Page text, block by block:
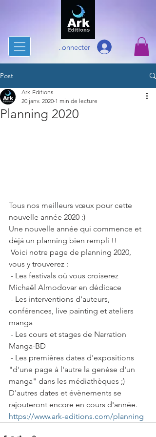
Se connecter
Post
Planning 2020
Ark-Editions
20 janv. 2020 1 min de lecture
Tous nos meilleurs vœux pour cette
nouvelle année 2020 :)
Une nouvelle année qui commence et
déjà un planning bien rempli !!
vous y trouverez :
Michaël Almodovar en dédicace
conférences, live painting et ateliers
manga
Manga-BD
"d'une page à l'autre la genèse d'un
manga" dans les médiathèques ;)
D'autres dates et évènements se
rajouteront encore en cours d'année.
https://www.ark-editions.com/planning